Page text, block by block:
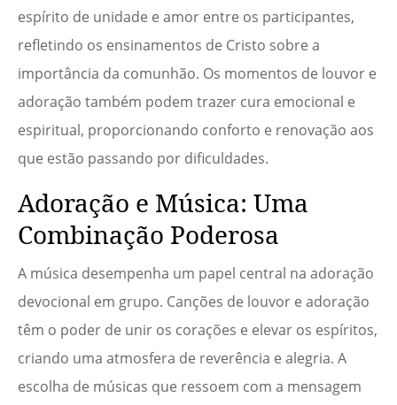
espírito de unidade e amor entre os participantes,
refletindo os ensinamentos de Cristo sobre a
importância da comunhão. Os momentos de louvor e
adoração também podem trazer cura emocional e
espiritual, proporcionando conforto e renovação aos
que estão passando por dificuldades.
Adoração e Música: Uma
Combinação Poderosa
A música desempenha um papel central na adoração
devocional em grupo. Canções de louvor e adoração
têm o poder de unir os corações e elevar os espíritos,
criando uma atmosfera de reverência e alegria. A
escolha de músicas que ressoem com a mensagem